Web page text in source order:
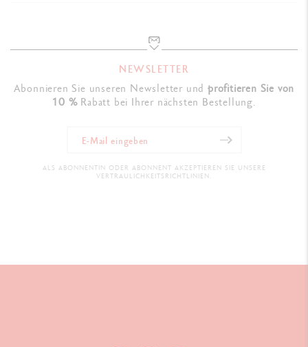
NEWSLETTER
Abonnieren Sie unseren Newsletter undprofitieren Sie von
10 %Rabatt bei Ihrer nächsten Bestellung.
ALS ABONNENTIN ODER ABONNENT AKZEPTIEREN SIE UNSERE
VERTRAULICHKEITSRICHTLINIEN.